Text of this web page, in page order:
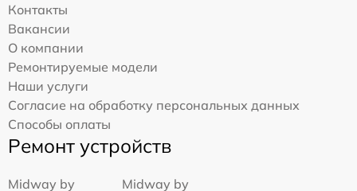
Контакты
Вакансии
О компании
Ремонтируемые модели
Наши услуги
Согласие на обработку персональных данных
Способы оплаты
Ремонт устройств
Midway by
Midway by